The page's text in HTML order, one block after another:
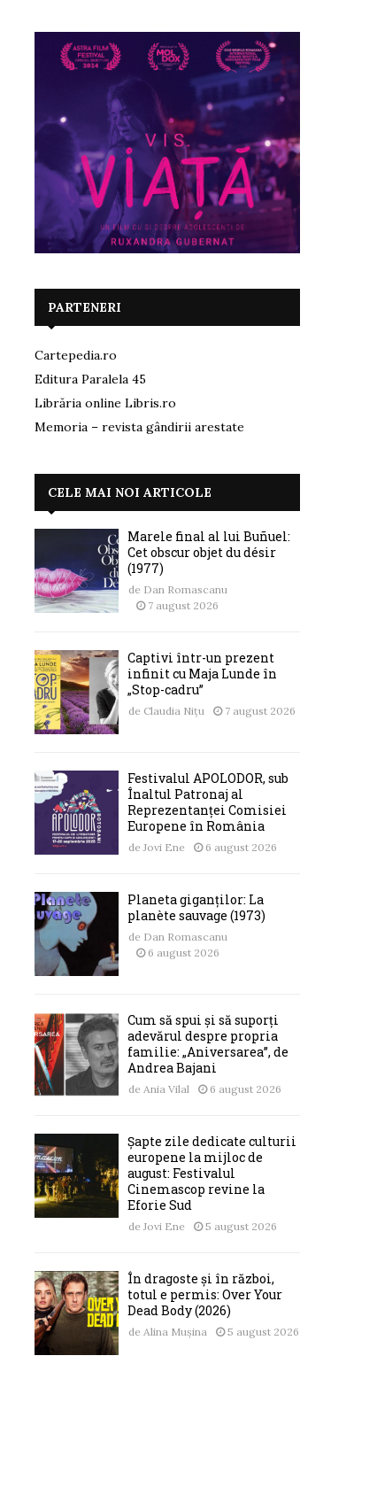
PARTENERI
Cartepedia.ro
Editura Paralela 45
Librăria online Libris.ro
Memoria – revista gândirii arestate
CELE MAI NOI ARTICOLE
Marele final al lui Buñuel:
Cet obscur objet du désir
(1977)
de Dan Romascanu
7 august 2026
Captivi într-un prezent
infinit cu Maja Lunde în
„Stop-cadru”
de Claudia Nițu 7 august 2026
Festivalul APOLODOR, sub
Înaltul Patronaj al
Reprezentanței Comisiei
Europene în România
de Jovi Ene 6 august 2026
Planeta giganților: La
planète sauvage (1973)
de Dan Romascanu
6 august 2026
Cum să spui și să suporți
adevărul despre propria
familie: „Aniversarea”, de
Andrea Bajani
de Ania Vilal 6 august 2026
Șapte zile dedicate culturii
europene la mijloc de
august: Festivalul
Cinemascop revine la
Eforie Sud
de Jovi Ene 5 august 2026
În dragoste și în război,
totul e permis: Over Your
Dead Body (2026)
de Alina Mușina 5 august 2026